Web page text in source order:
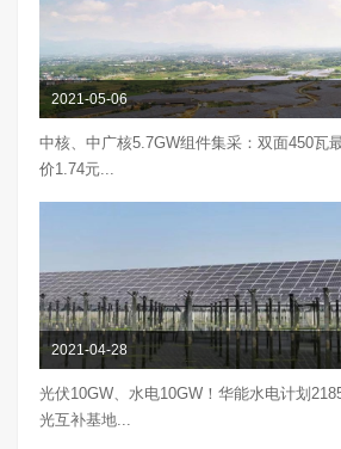
2021-05-06
中核、中广核5.7GW组件集采：双面450瓦
价1.74元...
2021-04-28
光伏10GW、水电10GW！华能水电计划
光互补基地...